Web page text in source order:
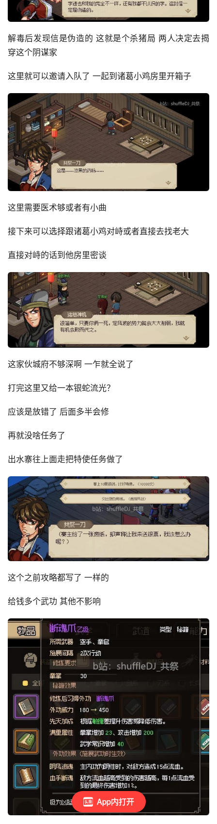
App内打开
解毒后发现信是伪造的 这就是个杀猪局 两人决定去揭
穿这个阴谋家
这里就可以邀请入队了 一起到诸葛小鸡房里开箱子
这里需要医术够或者有小曲
接下来可以选择跟诸葛小鸡对峙或者直接去找老大
直接对峙的话到他房里密谈
这家伙城府不够深啊 一乍就全说了
打完这里又给一本银蛇流光？
应该是放错了 后面多半会修
再就没啥任务了
出水寨往上面走把特使任务做了
这个之前攻略都写了 一样的
给钱多个武功 其他不影响